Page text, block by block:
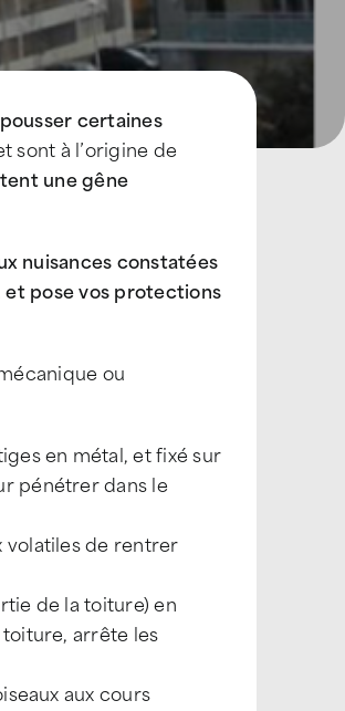
certaines
sont à l’origine de
une gêne
nuisances constatées
et pose vosprotections
ou
en métal, et fixé sur
pénétrer dans le
volatiles de rentrer
de la toiture) en
arrête les
aux cours